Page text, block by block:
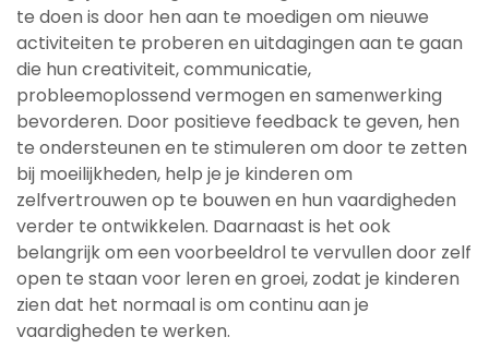
te doen is door hen aan te moedigen om nieuwe
activiteiten te proberen en uitdagingen aan te gaan
die hun creativiteit, communicatie,
probleemoplossend vermogen en samenwerking
bevorderen. Door positieve feedback te geven, hen
te ondersteunen en te stimuleren om door te zetten
bij moeilijkheden, help je je kinderen om
zelfvertrouwen op te bouwen en hun vaardigheden
verder te ontwikkelen. Daarnaast is het ook
belangrijk om een voorbeeldrol te vervullen door zelf
open te staan voor leren en groei, zodat je kinderen
zien dat het normaal is om continu aan je
vaardigheden te werken.